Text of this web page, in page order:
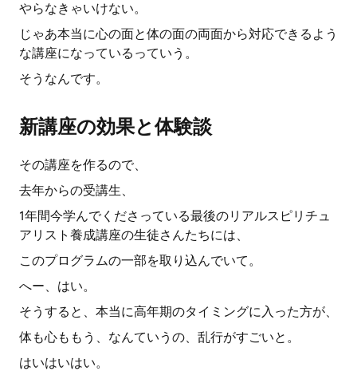
やらなきゃいけない。
じゃあ本当に心の面と体の面の両面から対応できるよう
な講座になっているっていう。
そうなんです。
新講座の効果と体験談
その講座を作るので、
去年からの受講生、
1年間今学んでくださっている最後のリアルスピリチュ
アリスト養成講座の生徒さんたちには、
このプログラムの一部を取り込んでいて。
へー、はい。
そうすると、本当に高年期のタイミングに入った方が、
体も心ももう、なんていうの、乱行がすごいと。
はいはいはい。